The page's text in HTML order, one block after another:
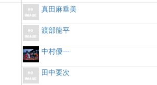
真田麻垂美
渡部龍平
中村優一
田中要次